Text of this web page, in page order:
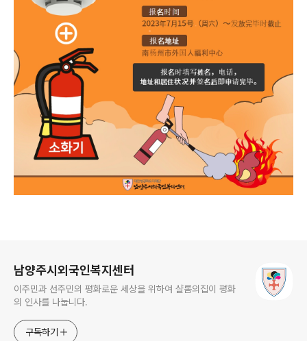
남양주시외국인복지센터
이주민과 선주민의 평화로운 세상을 위하여 샬롬의집이 평화
의 인사를 나눕니다.
구독하기